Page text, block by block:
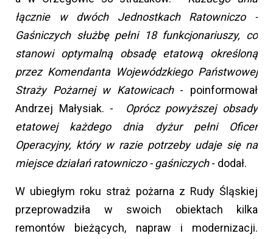
łącznie w dwóch Jednostkach Ratowniczo -
Gaśniczych służbę pełni 18 funkcjonariuszy, co
stanowi optymalną obsadę etatową określoną
przez Komendanta Wojewódzkiego Państwowej
Straży Pożarnej w Katowicach- poinformował
Andrzej Małysiak. -
Oprócz powyższej obsady
etatowej każdego dnia dyżur pełni Oficer
Operacyjny, który w razie potrzeby udaje się na
miejsce działań ratowniczo - gaśniczych- dodał.
W ubiegłym roku straż pożarna z Rudy Śląskiej
przeprowadziła w swoich obiektach kilka
remontów bieżących, napraw i modernizacji.